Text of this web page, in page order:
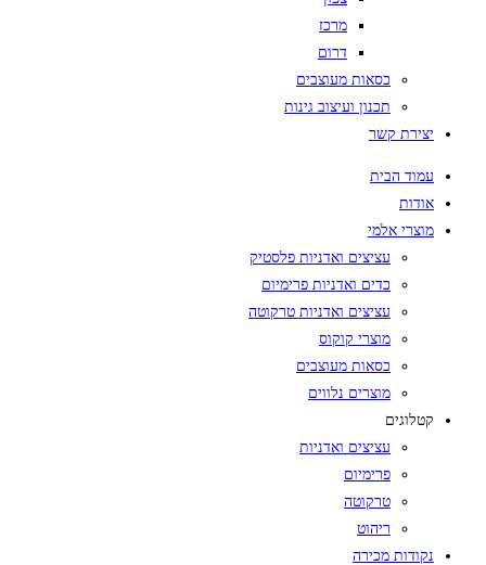
מרכז
דרום
כסאות מעוצבים
תכנון ועיצוב גינות
יצירת קשר
עמוד הבית
אודות
מוצרי אלמי
עציצים ואדניות פלסטיק
כדים ואדניות פרימיום
עציצים ואדניות טרקוטה
מוצרי קוקוס
כסאות מעוצבים
מוצרים נלווים
קטלוגים
עציצים ואדניות
פרימיום
טרקוטה
ריהוט
נקודות מכירה